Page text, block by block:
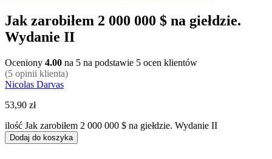
Jak zarobiłem 2 000 000 $ na giełdzie.
Wydanie II
Oceniony 4.00 na 5 na podstawie 5 ocen klientów
(5 opinii klienta)
Nicolas Darvas
53,90 zł
ilość Jak zarobiłem 2 000 000 $ na giełdzie. Wydanie II
Dodaj do koszyka